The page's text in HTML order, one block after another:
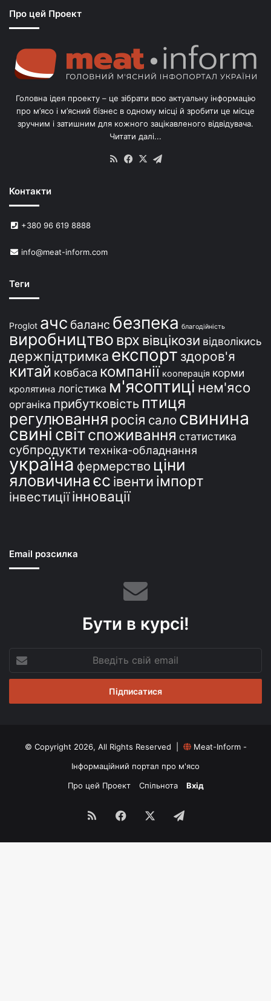
п
о
е
й
У
р
ї
Про цей Проект
Головна ідея проекту – це зібрати всю актуальну інформацію
про м’ясо і м’ясний бізнес в одному місці й зробити це місце
зручним і затишним для кожного зацікавленого відвідувача.
Читати далі...
RSS Facebook
X
Контакти
+380 96 619 8888
info@meat-inform.com
Теги
Proglot ачс баланс безпека благодійність
виробництво врх вівцікози відволікись
держпідтримка експорт здоров'я
китай ковбаса компанії кооперація корми
кролятина логістика м'ясоптиці нем'ясо
органіка прибутковість птиця
регулювання росія сало свинина
свині світспоживання статистика
субпродукти техніка-обладнання
україна фермерство ціни
яловичинаєс івенти імпорт
інвестиції інновації
Email розсилка
Бути в курсі!
свій
email
© Copyright 2026, All Rights Reserved |
Meat-Inform -
Інформаційний портал про м'ясо
Про цей Проект
Спільнота Вхід
RSS Facebook